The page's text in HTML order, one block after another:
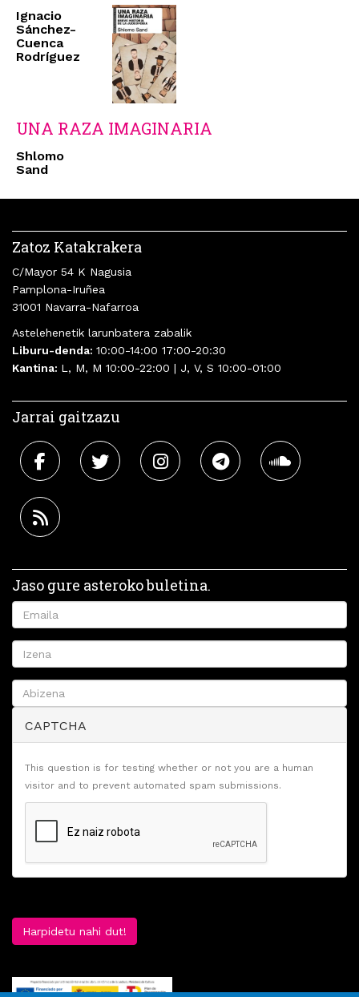
Ignacio
Sánchez-
Cuenca
Rodríguez
UNA RAZA IMAGINARIA
Shlomo
Sand
Zatoz Katakrakera
C/Mayor 54 K Nagusia
Pamplona-Iruñea
31001 Navarra-Nafarroa
Astelehenetik larunbatera zabalik
Liburu-denda: 10:00-14:00 17:00-20:30
Kantina: L, M, M 10:00-22:00 | J, V, S 10:00-01:00
Jarrai gaitzazu
Jaso gure asteroko buletina.
CAPTCHA
This question is for testing whether or not you are a human
visitor and to prevent automated spam submissions.
Harpidetu nahi dut!